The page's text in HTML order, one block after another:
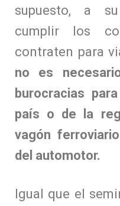
supuesto, a
cumplir los
contraten para
no es
burocracias
país o de la
vagón
del automotor.
Igual que el